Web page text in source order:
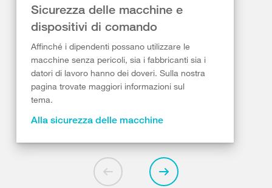
Sicurezza delle macchine e
dispositivi di comando
Affinché i dipendenti possano utilizzare le
macchine senza pericoli, sia i fabbricanti sia i
datori di lavoro hanno dei doveri. Sulla nostra
pagina trovate maggiori informazioni sul
tema.
Alla sicurezza delle macchine